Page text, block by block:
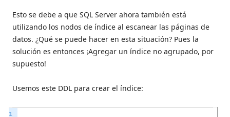
Esto se debe a que SQL Server ahora también está
utilizando los nodos de índice al escanear las páginas de
datos. ¿Qué se puede hacer en esta situación? Pues la
solución es entonces ¡Agregar un índice no agrupado, por
supuesto!
Usemos este DDL para crear el índice:
1